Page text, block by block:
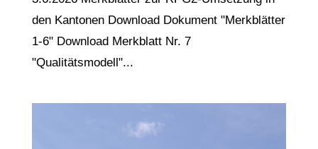
den Kantonen Download Dokument "Merkblätter
1-6" Download Merkblatt Nr. 7
"Qualitätsmodell"...